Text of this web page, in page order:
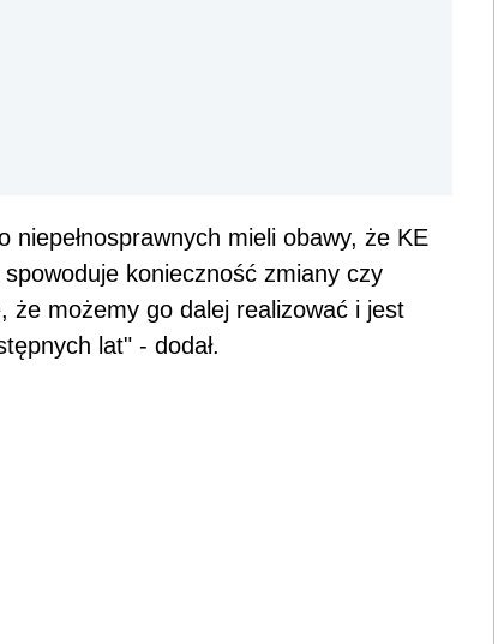
niepełnosprawnych mieli obawy, że KE
konieczność zmiany czy
że możemy go dalej realizować i jest
lat" - dodał.